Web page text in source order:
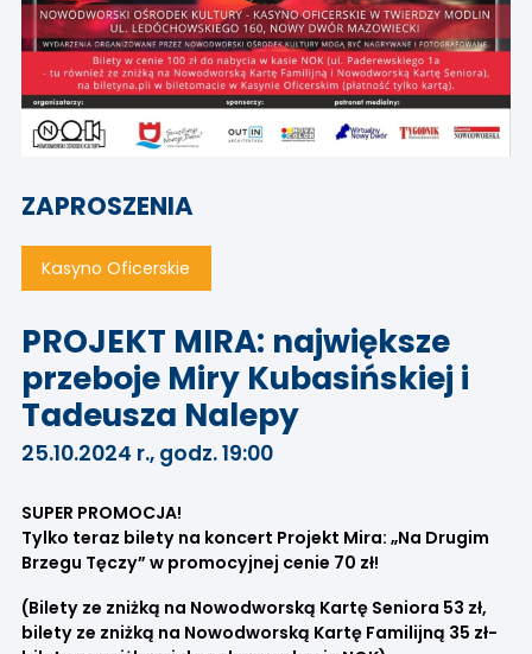
ZAPROSZENIA
Kasyno Oficerskie
PROJEKT MIRA: największe
przeboje Miry Kubasińskiej i
Tadeusza Nalepy
25.10.2024 r., godz. 19:00
SUPER PROMOCJA!
Tylko teraz bilety na koncert Projekt Mira: „Na Drugim
Brzegu Tęczy” w promocyjnej cenie 70 zł!
(Bilety ze zniżką na Nowodworską Kartę Seniora 53 zł,
bilety ze zniżką na Nowodworską Kartę Familijną 35 zł-